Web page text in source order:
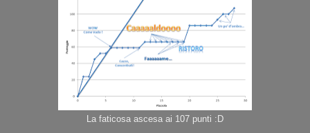
La faticosa ascesa ai 107 punti :D